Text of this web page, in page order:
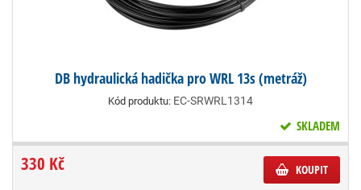
DB hydraulická hadička pro WRL 13s (metráž)
Kód produktu: EC-SRWRL1314
SKLADEM
330 Kč KOUPIT